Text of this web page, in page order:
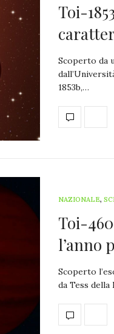
Toi-
Scoperto da
1853b,…
NAZIONALE,
Toi-
l’anno
Scoperto
da Tess